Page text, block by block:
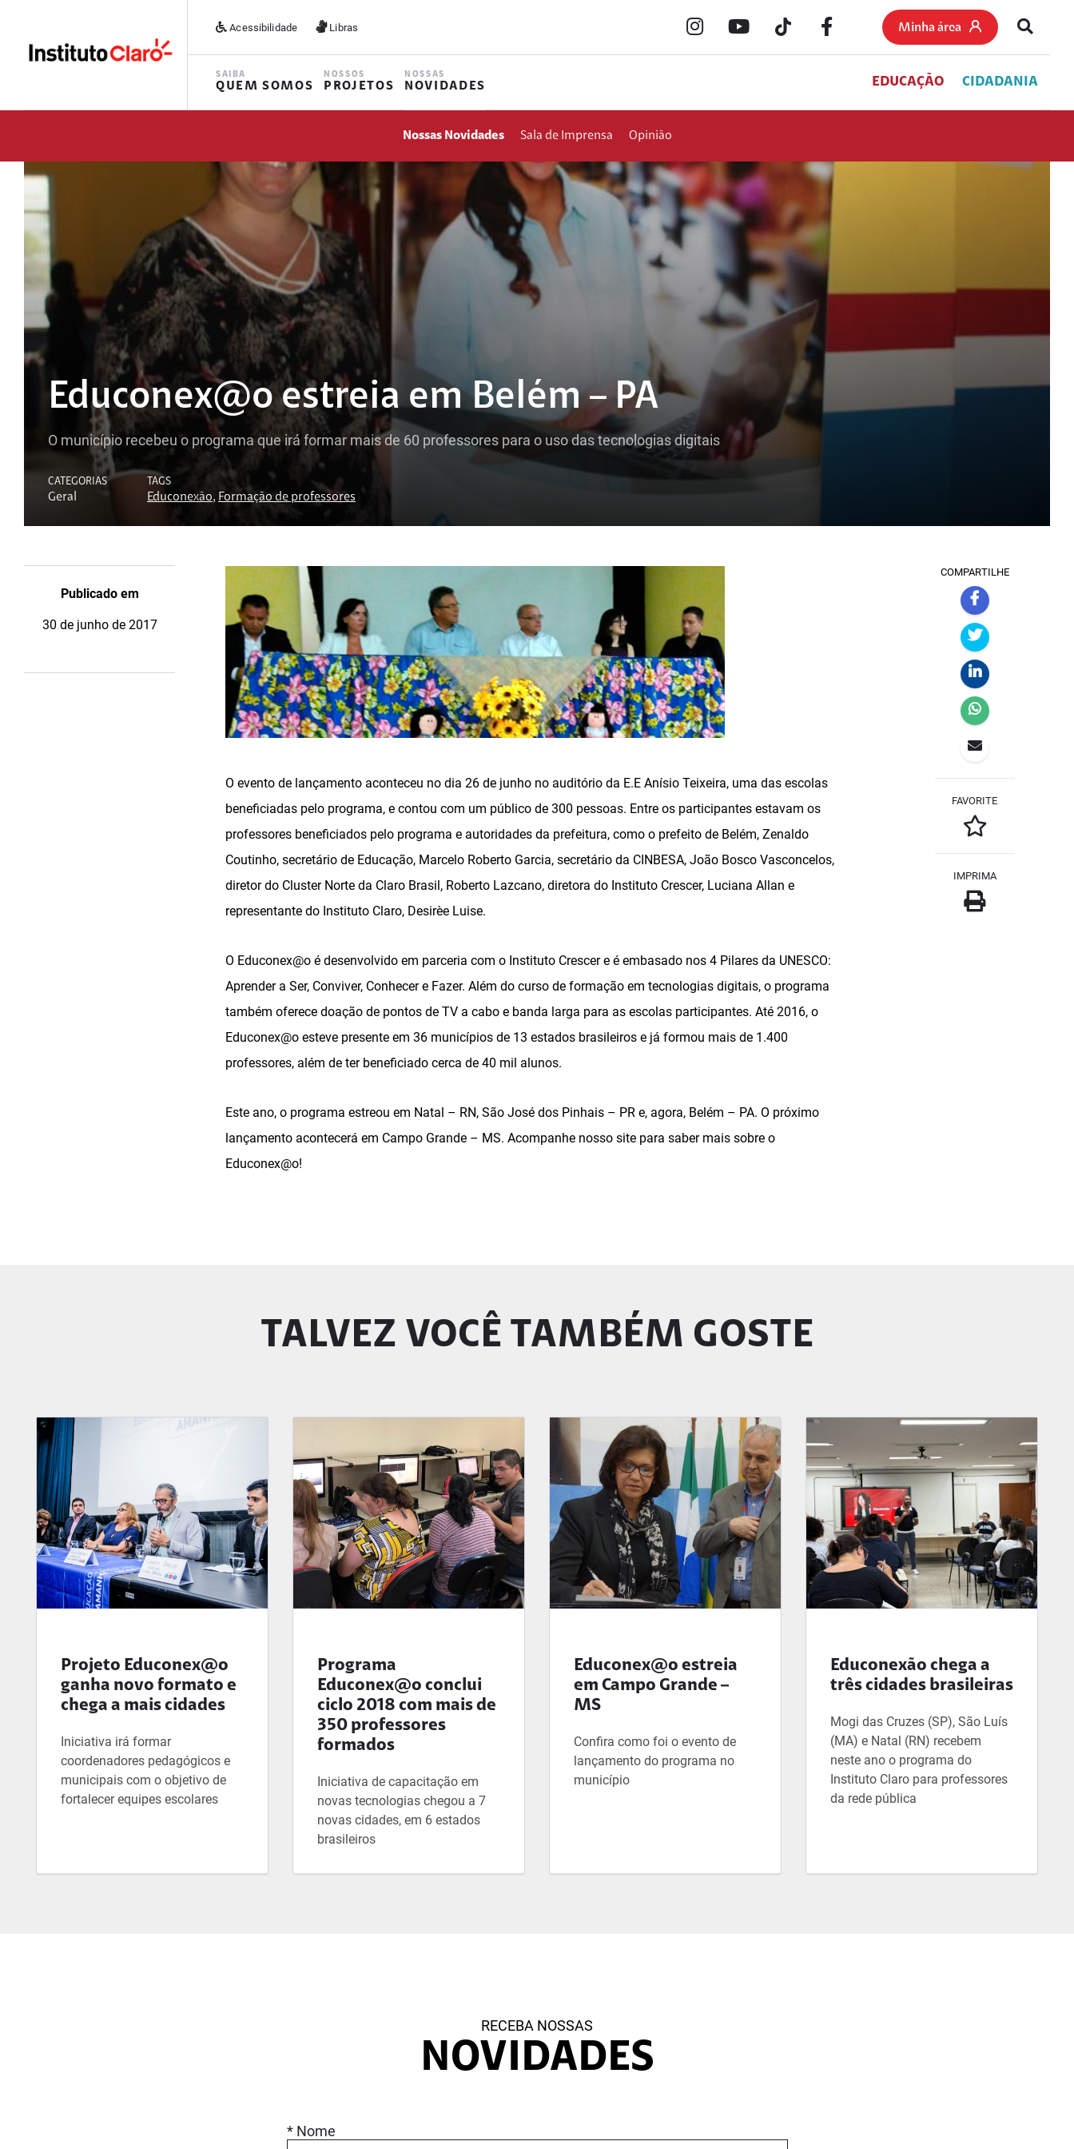
Acessibilidade Libras Minha área
SAIBA
QUEM SOMOS
NOSSOS
PROJETOS
NOSSAS
NOVIDADES EDUCAÇÃO CIDADANIA
Nossas Novidades Sala de Imprensa Opinião
Educonex@o estreia em Belém – PA
O município recebeu o programa que irá formar mais de 60 professores para o uso das tecnologias digitais
CATEGORIAS
Geral
TAGS
Educonexão, Formação de professores
Publicado em
30 de junho de 2017
O evento de lançamento aconteceu no dia 26 de junho no auditório da E.E Anísio Teixeira, uma das escolas
beneficiadas pelo programa, e contou com um público de 300 pessoas. Entre os participantes estavam os
professores beneficiados pelo programa e autoridades da prefeitura, como o prefeito de Belém, Zenaldo
Coutinho, secretário de Educação, Marcelo Roberto Garcia, secretário da CINBESA, João Bosco Vasconcelos,
diretor do Cluster Norte da Claro Brasil, Roberto Lazcano, diretora do Instituto Crescer, Luciana Allan e
representante do Instituto Claro, Desirèe Luise.
O Educonex@oEduconexão
é desenvolvido em parceria com o Instituto Crescer e é embasado nos 4 Pilares da UNESCO:
Aprender a Ser, Conviver, Conhecer e Fazer. Além do curso de formação em tecnologias digitais, o programa
também oferece doação de pontos de TV a cabo e banda larga para as escolas participantes. Até 2016, o
Educonex@oEduconexão
esteve presente em 36 municípios de 13 estados brasileiros e já formou mais de 1.400
professores, além de ter beneficiado cerca de 40 mil alunos.
Este ano, o programa estreou em Natal – RN, São José dos Pinhais – PR e, agora, Belém – PA. O próximo
lançamento acontecerá em Campo Grande – MS. Acompanhe nosso site para saber mais sobre o
Educonex@oEduconexão
!
COMPARTILHE
FAVORITE
IMPRIMA
TALVEZ VOCÊ TAMBÉM GOSTE
Projeto Educonex@o Educonexão
ganha novo formato e
chega a mais cidades
Iniciativa irá formar
coordenadores pedagógicos e
municipais com o objetivo de
fortalecer equipes escolares
Programa
Educonex@o Educonexão
conclui
ciclo 2018 com mais de
350 professores
formados
Iniciativa de capacitação em
novas tecnologias chegou a 7
novas cidades, em 6 estados
brasileiros
Educonex@o Educonexão
estreia
em Campo Grande –
MS
Confira como foi o evento de
lançamento do programa no
município
Educonexão chega a
três cidades brasileiras
Mogi das Cruzes (SP), São Luís
(MA) e Natal (RN) recebem
neste ano o programa do
Instituto Claro para professores
da rede pública
RECEBA NOSSAS
NOVIDADES
* Nome